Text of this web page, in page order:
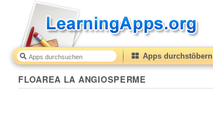
Apps durchstöbern
FLOAREA LA ANGIOSPERME